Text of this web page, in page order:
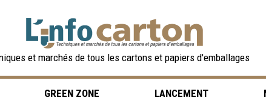
et marchés de tous les cartons et papiers d'emballages
GREEN ZONE LANCEMENT